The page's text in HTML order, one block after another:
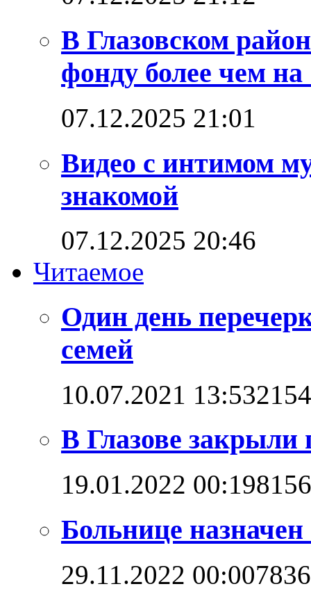
В Глазовском
фонду более чем
07.12.2025 21:01
Видео с интимом
знакомой
07.12.2025 20:46
Читаемое
Один день
семей
10.07.2021 13:53
В Глазове закрыли
19.01.2022 00:198156
Больнице
29.11.2022 00:007836